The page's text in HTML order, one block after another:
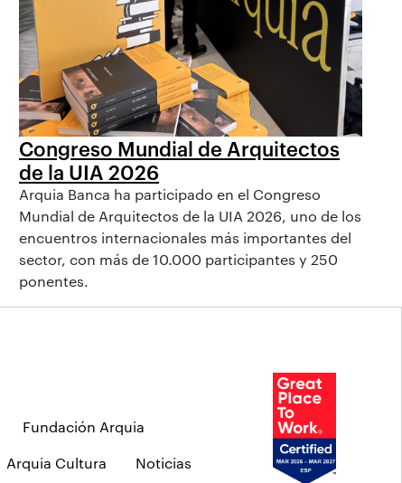
Congreso Mundial de Arquitectos
de la UIA 2026
Arquia Banca ha participado en el Congreso
Mundial de Arquitectos de la UIA 2026, uno de los
encuentros internacionales más importantes del
sector, con más de 10.000 participantes y 250
ponentes.
Fundación Arquia
Arquia Cultura Noticias